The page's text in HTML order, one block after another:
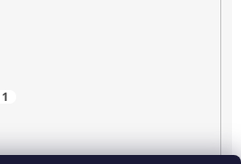
1